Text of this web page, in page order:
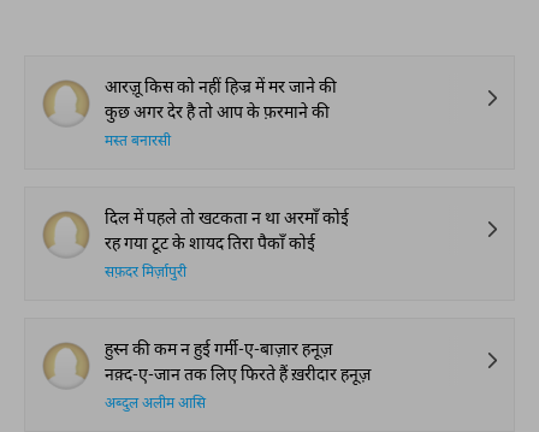
आरज़ू किस को नहीं हिज्र में मर जाने की
कुछ अगर देर है तो आप के फ़रमाने की
मस्त बनारसी
दिल में पहले तो खटकता न था अरमाँ कोई
रह गया टूट के शायद तिरा पैकाँ कोई
सफ़दर मिर्ज़ापुरी
हुस्न की कम न हुई गर्मी-ए-बाज़ार हनूज़
नक़्द-ए-जान तक लिए फिरते हैं ख़रीदार हनूज़
अब्दुल अलीम आसि